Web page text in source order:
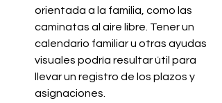
orientada a la familia, como las
caminatas al aire libre. Tener un
calendario familiar u otras ayudas
visuales podría resultar útil para
llevar un registro de los plazos y
asignaciones.